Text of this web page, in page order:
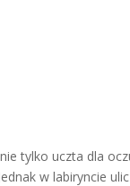
tylko uczta dla
w labiryncie